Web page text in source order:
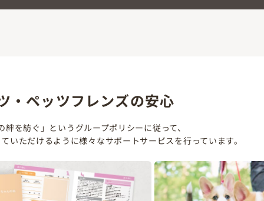
・ペッツフレンズの安心
を紡ぐ」というグループポリシーに従って、
いただけるように様々なサポートサービスを行っています。